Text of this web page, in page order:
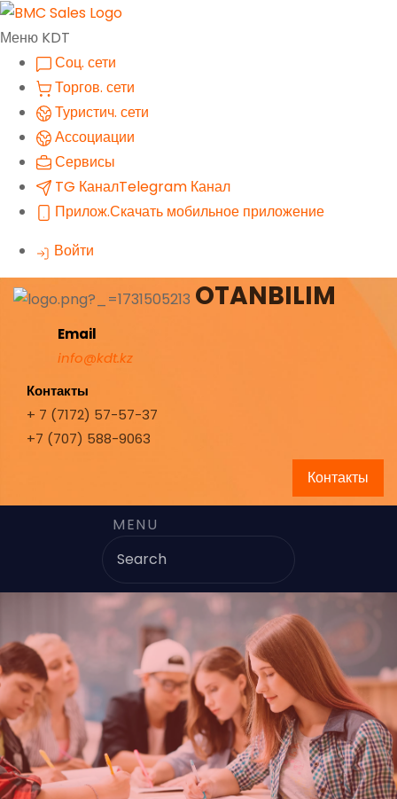
Меню KDT
Соц. сети
Торгов. сети
Туристич. сети
Ассоциации
Сервисы
TG КаналTelegram Канал
Прилож.Скачать мобильное приложение
Войти
OTANBILIM
Email
info@kdt.kz
Контакты
+ 7 (7172) 57-57-37
+7 (707) 588-9063
Контакты
MENU